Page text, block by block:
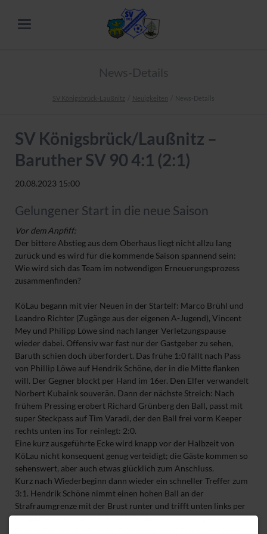
News-Details
SV Königsbrück-Laußnitz Neuigkeiten News-Details
SV Königsbrück/Laußnitz –
Baruther SV 90 4:1 (2:1)
20.08.2023 15:00
Gelungener Start in die neue Saison
Vor dem Anpfiff:
Der bittere Abstieg aus dem Oberhaus liegt nicht allzu lang
zurück und es wird für die kommende Saison spannend sein:
Wie wird sich das Team im notwendigen Erneuerungsprozess
zusammenfinden?
KöLau begann mit vier Neuen in der Startelf: Marco Brühl und
Leandro Richter (Zugänge aus der eigenen A-Jugend), Vincent
Mey und Philipp Löwe sind nach langer Verletzungspause
wieder dabei. Offensiv war fast nur der Gastgeber zu sehen,
Baruth schien doch überfordert. Das frühe 1:0 fällt nach Pass
von Phillip Löwe auf Hendrik Schöne, der in die Mitte flanken
will. Der Gegner blockt per Hand im 16er. Den Elfer verwandelt
Norbert Kubaink souverän. Dann der nächste Streich: Nach
frühem Pressing erobert Richard Grünberg den Ball, passt mit
super Steckpass auf Tim Varadi, der den Ball frei vorm Keeper
rechts unten ins Tor reinlegt: 2:0.
Eine kurz ausgeführte Ecke wird knapp vor der Halbzeit von
KöLau nicht konsequent genug verteidigt; die Gäste kommen so
sehenswert, aber auch etwas glücklich zum Anschluss.
Kurz nach Wiederbeginn dann wieder ein schneller Treffer zum
3:1. Hendrik Schöne nimmt einen hohen Ball an der
Strafraumgrenze mit der Brust runter und trifft unten links per
Dropkick sehenswert. Schließlich überläuft der eingewechselte